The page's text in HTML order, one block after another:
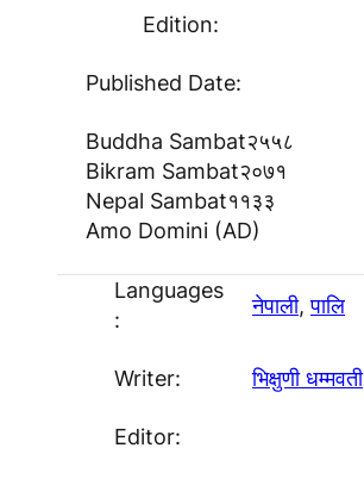
Edition:
Published Date:
Buddha Sambat२५५८
Bikram Sambat२०७१
Nepal Sambat११३३
Amo Domini (AD)
Languages
:
नेपाली, पालि
Writer: भिक्षुणी धम्मवती
Editor: